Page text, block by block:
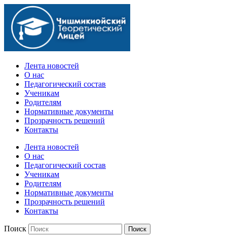
Официальный сайт учебного заведения
Лента новостей
О нас
Педагогический состав
Ученикам
Родителям
Нормативные документы
Прозрачность решений
Контакты
Лента новостей
О нас
Педагогический состав
Ученикам
Родителям
Нормативные документы
Прозрачность решений
Контакты
Поиск Поиск